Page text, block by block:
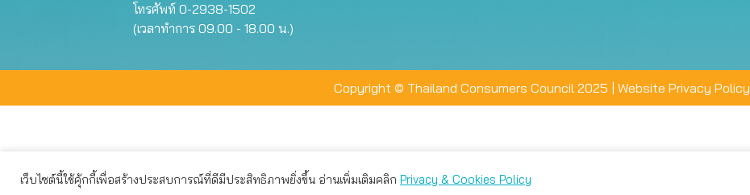
โทรศัพท์ 0-2938-1502
(เวลาทำการ 09.00 - 18.00 น.)
Copyright © Thailand Consumers Council 2025 | Website Privacy Policy
เว็บไซต์นี้ใช้คุ้กกี้เพื่อสร้างประสบการณ์ที่ดีมีประสิทธิภาพยิ่งขึ้น อ่านเพิ่มเติมคลิก Privacy & Cookies Policy
เว็บไซต์นี้ใช้คุกกี้เพื่อมอบประสบการณ์การใช้งานที่ดีให้แก่ท่าน คุณสามารถเลือกตั้งค่าความเป็นส่วนตัวได้